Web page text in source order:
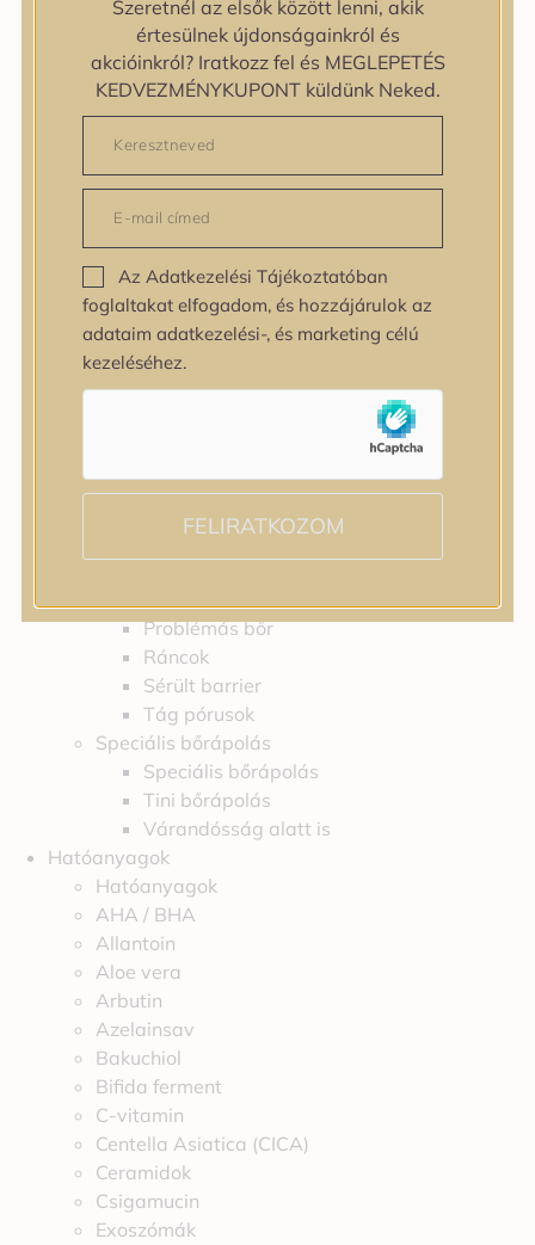
zipiderm
Bőrállapot
Bőrállapot
Bőrtípus
Bőrtípus
Kombinált
Száraz
Zsíros
Bőrprobléma
Bőrprobléma
Bőrpír
Dehidratált bőr
Érzékeny bőr
Fakóság
Problémás bőr
Ráncok
Sérült barrier
Tág pórusok
Speciális bőrápolás
Speciális bőrápolás
Tini bőrápolás
Várandósság alatt is
Hatóanyagok
Hatóanyagok
AHA / BHA
Allantoin
Aloe vera
Arbutin
Azelainsav
Bakuchiol
Bifida ferment
C-vitamin
Centella Asiatica (CICA)
Ceramidok
Csigamucin
Exoszómák
Szeretnél az elsők között lenni, akik
értesülnek újdonságainkról és
akcióinkról? Iratkozz fel és MEGLEPETÉS
KEDVEZMÉNYKUPONT küldünk Neked.
Az Adatkezelési Tájékoztatóban
foglaltakat elfogadom, és hozzájárulok az
adataim adatkezelési-, és marketing célú
kezeléséhez.
FELIRATKOZOM